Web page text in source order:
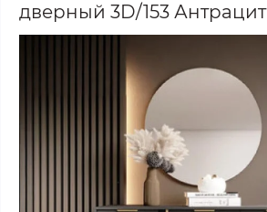
дверный 3D/153 Антрацит